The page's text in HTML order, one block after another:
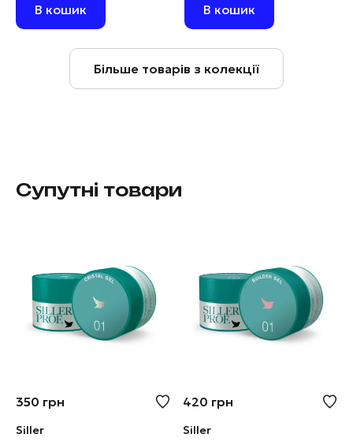
В кошик В кошик
Більше товарів з колекції
Супутні товари
350 грн
Siller
420 грн
Siller